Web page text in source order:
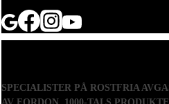
SPECIALISTER PÅ ROSTFRIA